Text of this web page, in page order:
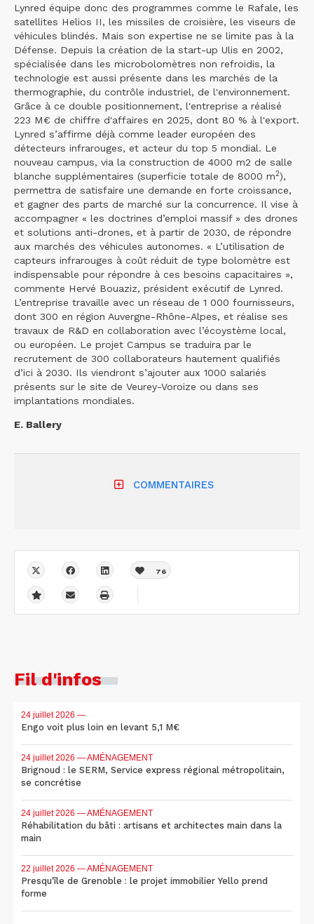
Lynred équipe donc des programmes comme le Rafale, les
satellites Helios II, les missiles de croisière, les viseurs de
véhicules blindés. Mais son expertise ne se limite pas à la
Défense. Depuis la création de la start-up Ulis en 2002,
spécialisée dans les microbolomètres non refroidis, la
technologie est aussi présente dans les marchés de la
thermographie, du contrôle industriel, de l'environnement.
Grâce à ce double positionnement, l'entreprise a réalisé
223 M€ de chiffre d'affaires en 2025, dont 80 % à l'export.
Lynred s’affirme déjà comme leader européen des
détecteurs infrarouges, et acteur du top 5 mondial. Le
nouveau campus, via la construction de 4000 m2 de salle
blanche supplémentaires (superficie totale de 8000 m2),
permettra de satisfaire une demande en forte croissance,
et gagner des parts de marché sur la concurrence. Il vise à
accompagner « les doctrines d’emploi massif » des drones
et solutions anti-drones, et à partir de 2030, de répondre
aux marchés des véhicules autonomes. « L’utilisation de
capteurs infrarouges à coût réduit de type bolomètre est
indispensable pour répondre à ces besoins capacitaires »,
commente Hervé Bouaziz, président exécutif de Lynred.
L’entreprise travaille avec un réseau de 1 000 fournisseurs,
dont 300 en région Auvergne-Rhône-Alpes, et réalise ses
travaux de R&D en collaboration avec l’écoystème local,
ou européen. Le projet Campus se traduira par le
recrutement de 300 collaborateurs hautement qualifiés
d’ici à 2030. Ils viendront s’ajouter aux 1000 salariés
présents sur le site de Veurey-Voroize ou dans ses
implantations mondiales.
E. Ballery
COMMENTAIRES
76
Fil d'infos
24 juillet 2026 —
Engo voit plus loin en levant 5,1 M€
24 juillet 2026 — AMÉNAGEMENT
Brignoud : le SERM, Service express régional métropolitain,
se concrétise
24 juillet 2026 — AMÉNAGEMENT
Réhabilitation du bâti : artisans et architectes main dans la
main
22 juillet 2026 — AMÉNAGEMENT
Presqu'île de Grenoble : le projet immobilier Yello prend
forme